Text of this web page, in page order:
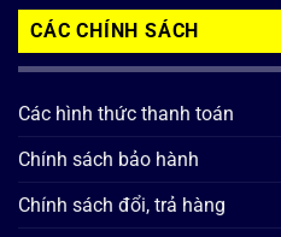
CÁC CHÍNH SÁCH
Các hình thức thanh toán
Chính sách bảo hành
Chính sách đổi, trả hàng